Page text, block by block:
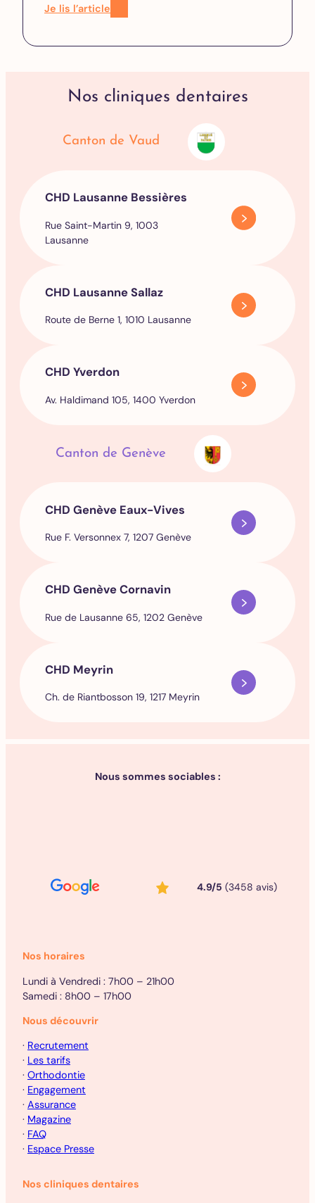
Je lis l’article
Nos cliniques dentaires
Canton de Vaud
CHD Lausanne Bessières
Rue Saint-Martin 9, 1003
Lausanne
CHD Lausanne Sallaz
Route de Berne 1, 1010 Lausanne
CHD Yverdon
Av. Haldimand 105, 1400 Yverdon
Canton de Genève
CHD Genève Eaux-Vives
Rue F. Versonnex 7, 1207 Genève
CHD Genève Cornavin
Rue de Lausanne 65, 1202 Genève
CHD Meyrin
Ch. de Riantbosson 19, 1217 Meyrin
Nous sommes sociables :
4.9/5 (3458 avis)
Nos horaires
Lundi à Vendredi : 7h00 – 21h00
Samedi : 8h00 – 17h00
Nous découvrir
· Recrutement
· Les tarifs
· Orthodontie
· Engagement
· Assurance
· Magazine
· FAQ
· Espace Presse
Nos cliniques dentaires